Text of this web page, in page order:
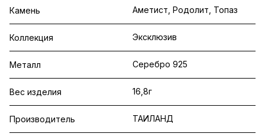
Камень Аметист, Родолит, Топаз
Коллекция Эксклюзив
Металл Серебро 925
Вес изделия 16,8г
Производитель ТАИЛАНД